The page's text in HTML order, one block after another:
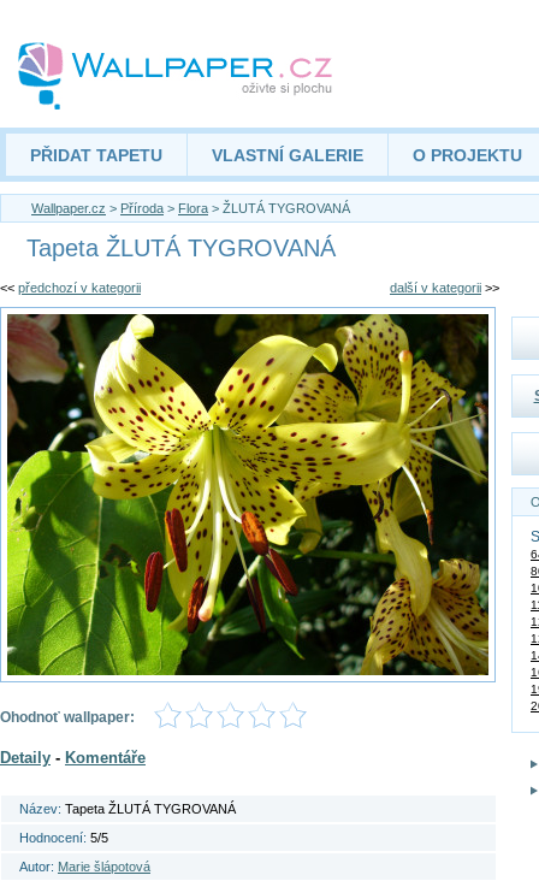
PŘIDAT TAPETU VLASTNÍ GALERIE O PROJEKTU
Wallpaper.cz > Příroda > Flora > ŽLUTÁ TYGROVANÁ
Tapeta ŽLUTÁ TYGROVANÁ
<< předchozí v kategorii další v kategorii >>
Ohodnoť wallpaper:
Detaily - Komentáře
Název: Tapeta ŽLUTÁ TYGROVANÁ
Hodnocení: 5/5
Autor: Marie šlápotová